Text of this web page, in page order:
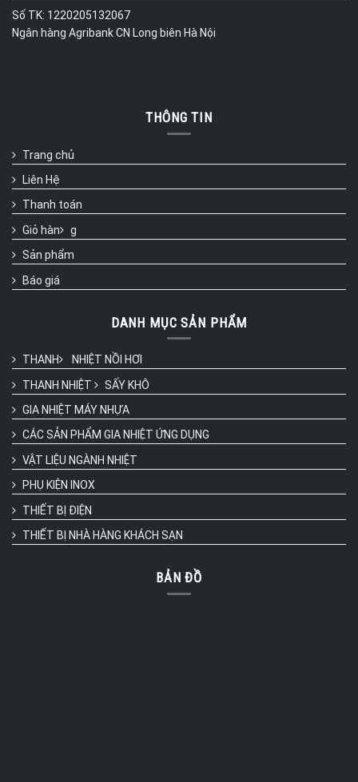
Số TK: 1220205132067
Ngân hàng Agribank CN Long biên Hà Nội
THÔNG TIN
Trang chủ
Liên Hệ
Thanh toán
Giỏ hàn
g
Sản phẩm
Báo giá
DANH MỤC SẢN PHẨM
THANH
NHIỆT NỒI HƠI
THANH NHIỆT
SẤY KHÔ
GIA NHIỆT MÁY NHỰA
CÁC SẢN PHẨM GIA NHIỆT ỨNG DỤNG
VẬT LIỆU NGÀNH NHIỆT
PHỤ KIỆN INOX
THIẾT BỊ ĐIỆN
THIẾT BỊ NHÀ HÀNG KHÁCH SẠN
BẢN ĐỒ